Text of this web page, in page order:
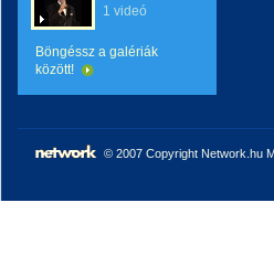
1 videó
Böngéssz a galériák
között!
© 2007 Copyright Network.hu